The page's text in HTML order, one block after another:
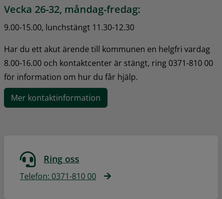
Vecka 26-32, måndag-fredag:
9.00-15.00, lunchstängt 11.30-12.30
Har du ett akut ärende till kommunen en helgfri vardag
8.00-16.00 och kontaktcenter är stängt, ring 0371-810 00
för information om hur du får hjälp.
Mer kontaktinformation
Ring oss
Telefon: 0371-810 00